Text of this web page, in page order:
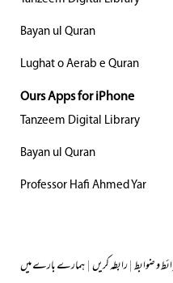
Bayan ul Quran
Lughat o Aerab e Quran
Ours Apps for iPhone
Tanzeem Digital Library
Bayan ul Quran
Professor Hafi Ahmed Yar
ہمارے بارے میں|رابطہ کریں|و ضوابط